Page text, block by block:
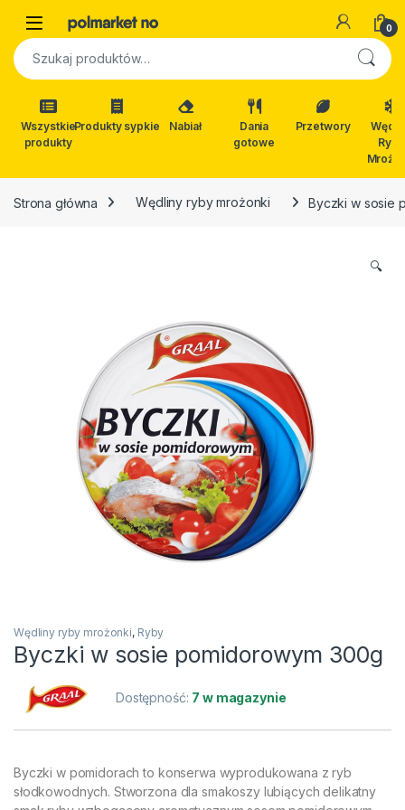
Open 0
Szukaj:
Wszystkie
produkty
Produkty sypkie Nabiał
Dania
gotowe
Przetwory
Ryby
Strona główna Wędliny ryby mrożonki Byczki w sosie
🔍
Wędliny ryby mrożonki, Ryby
Byczki w sosie pomidorowym 300g
Dostępność: 7 w magazynie
Byczki w pomidorach to konserwa wyprodukowana z ryb
słodkowodnych. Stworzona dla smakoszy lubiących delikatny